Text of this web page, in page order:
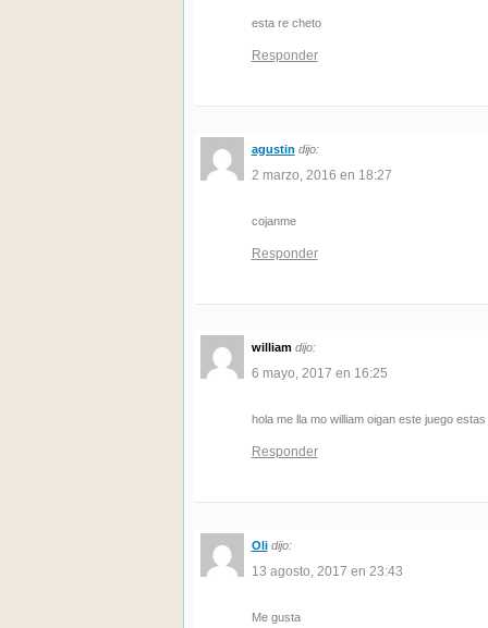
esta re cheto
Responder
agustin dijo:
2 marzo, 2016 en 18:27
cojanme
Responder
william dijo:
6 mayo, 2017 en 16:25
hola me lla mo william oigan este juego estas
Responder
Oli dijo:
13 agosto, 2017 en 23:43
Me gusta